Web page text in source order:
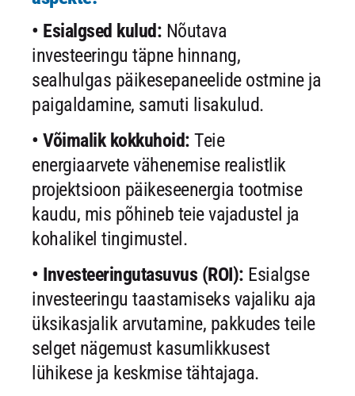
• Esialgsed kulud: Nõutava
investeeringu täpne hinnang,
sealhulgas päikesepaneelide ostmine ja
paigaldamine, samuti lisakulud.
• Võimalik kokkuhoid: Teie
energiaarvete vähenemise realistlik
projektsioon päikeseenergia tootmise
kaudu, mis põhineb teie vajadustel ja
kohalikel tingimustel.
• Investeeringutasuvus (ROI): Esialgse
investeeringu taastamiseks vajaliku aja
üksikasjalik arvutamine, pakkudes teile
selget nägemust kasumlikkusest
lühikese ja keskmise tähtajaga.